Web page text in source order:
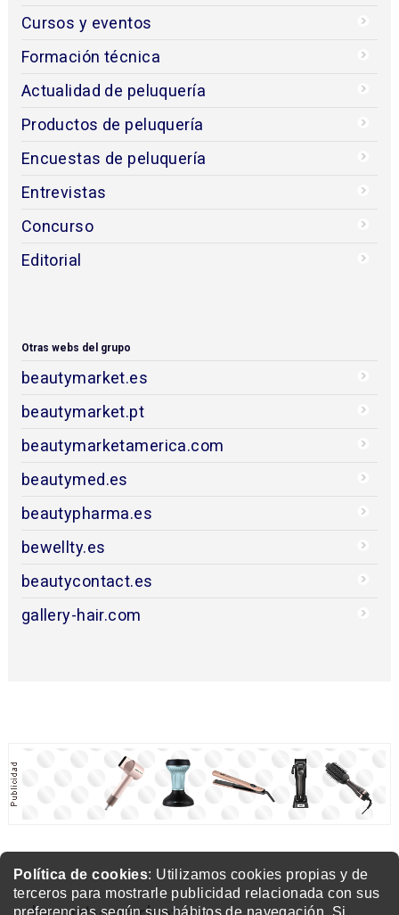
Política de cookies: Utilizamos cookies propias y de
terceros para mostrarle publicidad relacionada con sus
Cursos y eventos
Formación técnica
Actualidad de peluquería
Productos de peluquería
Encuestas de peluquería
Entrevistas
Concurso
Editorial
Otras webs del grupo
beautymarket.es
beautymarket.pt
beautymarketamerica.com
beautymed.es
beautypharma.es
bewellty.es
beautycontact.es
gallery-hair.com